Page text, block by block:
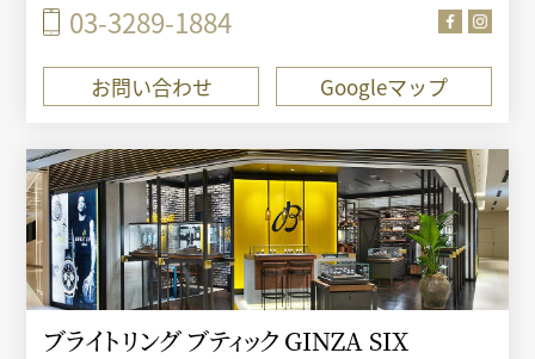
03-3289-1884
お問い合わせ Googleマップ
ブライトリング ブティック GINZA SIX